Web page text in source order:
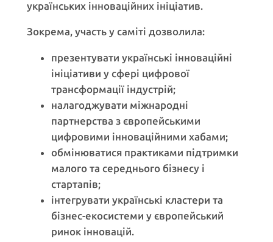
українських інноваційних ініціатив.
Зокрема, участь у саміті дозволила:
презентувати українські інноваційні
ініціативи у сфері цифрової
трансформації індустрій;
налагоджувати міжнародні
партнерства з європейськими
цифровими інноваційними хабами;
обмінюватися практиками підтримки
малого та середнього бізнесу і
стартапів;
інтегрувати українські кластери та
бізнес-екосистеми у європейський
ринок інновацій.